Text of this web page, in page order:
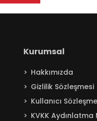
Kurumsal
Hakkımızda
Gizlilik Sözleşmesi
Kullanıcı
KVKK Aydınlatma